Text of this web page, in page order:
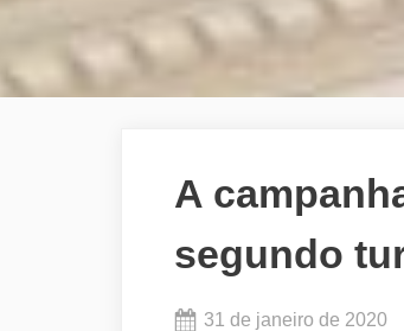
A
segundo
Posted
31 de janeiro de 2020